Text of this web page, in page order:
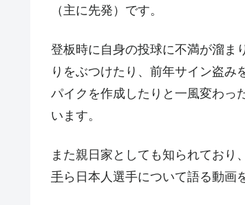
（主に先発）です。
登板時に自身の投球に不満が溜ま
りをぶつけたり、前年サイン盗み
パイクを作成したりと一風変わっ
います。
また親日家としても知られており
手ら日本人選手について語る動画